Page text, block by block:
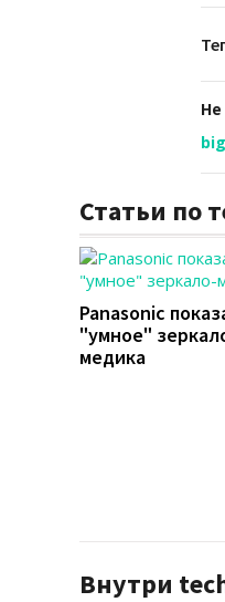
Статьи по
Panasonic
"умное"
медика
Внутри